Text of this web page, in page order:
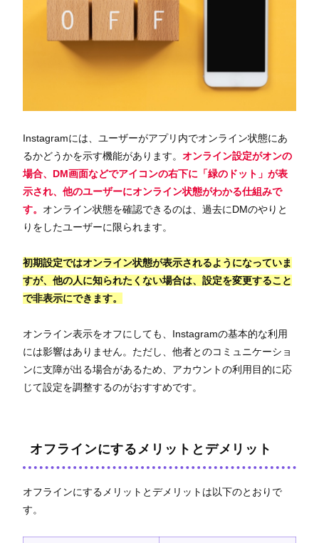
Instagramには、ユーザーがアプリ内でオンライン状態にあ
るかどうかを示す機能があります。 オンライン設定がオンの
場合、DM画面などでアイコンの右下に「緑のドット」が表
示され、他のユーザーにオンライン状態がわかる仕組みで
す。 オンライン状態を確認できるのは、過去にDMのやりと
りをしたユーザーに限られます。
初期設定ではオンライン状態が表示されるようになっていま
すが、他の人に知られたくない場合は、設定を変更すること
で非表示にできます。
オンライン表示をオフにしても、Instagramの基本的な利用
には影響はありません。ただし、他者とのコミュニケーショ
ンに支障が出る場合があるため、アカウントの利用目的に応
じて設定を調整するのがおすすめです。
オフラインにするメリットとデメリット
オフラインにするメリットとデメリットは以下のとおりで
す。